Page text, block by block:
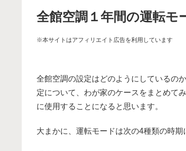
全館空調１年間の運転モ
※本サイトはアフィリエイト広告を利用しています
全館空調の設定はどのようにしているの
定について、わが家のケースをまとめて
に使用することになると思います。
大まかに、運転モードは次の4種類の時期